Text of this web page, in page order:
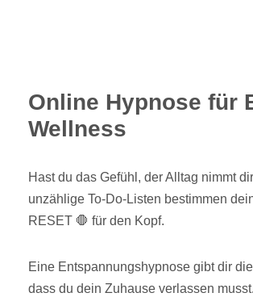
Online Hypnose für
Wellness
Hast du das Gefühl, der Alltag nimmt
unzählige To-Do-Listen bestimmen
RESET 🛑 für den Kopf.
Eine Entspannungshypnose gibt dir
dass du dein Zuhause verlassen